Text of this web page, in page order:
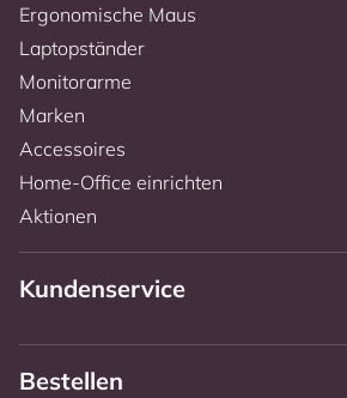
Ergonomische Maus
Laptopständer
Monitorarme
Marken
Accessoires
Home-Office einrichten
Aktionen
Kundenservice
Bestellen